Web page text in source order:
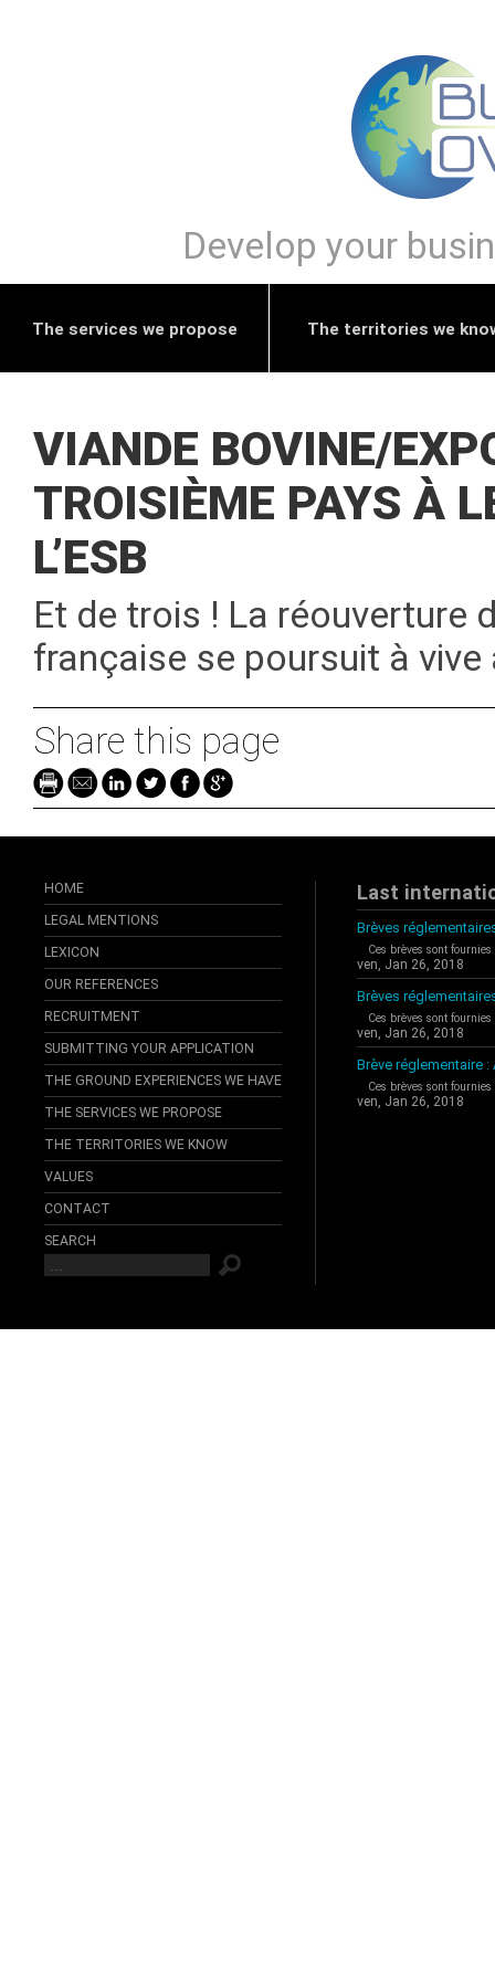
Develop your
The services we propose The territories we
VIANDE BOVINE/
TROISIÈME PAYS À
L’ESB
Et de trois ! La réouverture
française se poursuit à
Share this page
HOME
LEGAL MENTIONS
LEXICON
OUR REFERENCES
RECRUITMENT
SUBMITTING YOUR APPLICATION
THE GROUND EXPERIENCES WE HAVE
THE SERVICES WE PROPOSE
THE TERRITORIES WE KNOW
VALUES
CONTACT
SEARCH
Last
Brèves
Ces brèves sont
ven, Jan 26, 2018
Brèves
Ces brèves sont
ven, Jan 26, 2018
Brève réglementaire :
Ces brèves sont
ven, Jan 26, 2018